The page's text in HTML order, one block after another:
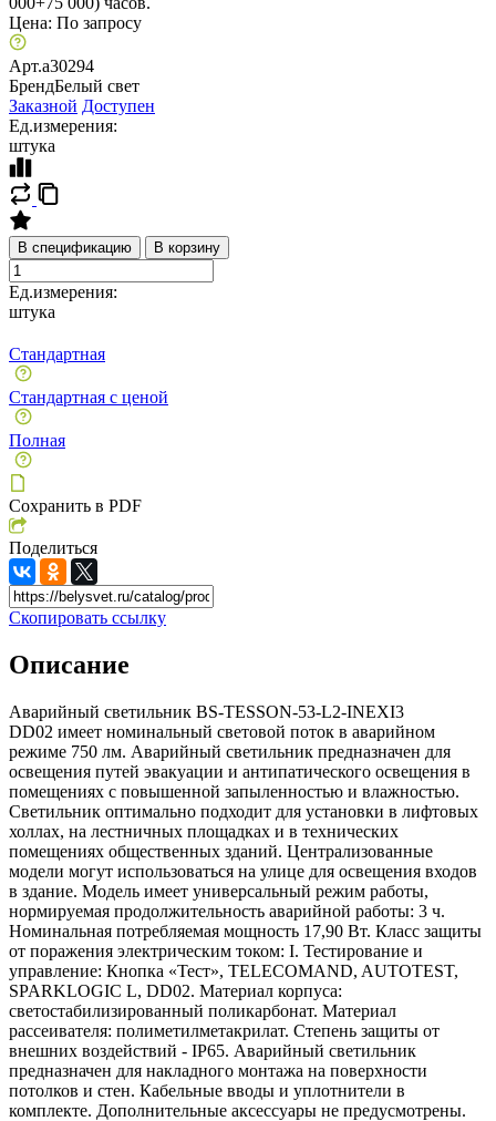
Цена: По запросу
Арт.a30294
БрендБелый свет
Заказной Доступен
Ед.измерения:
штука
В спецификацию В корзину
Ед.измерения:
штука
Стандартная
Стандартная с ценой
Полная
Сохранить в PDF
Поделиться
Скопировать ссылку
Описание
Аварийный светильник BS-TESSON-53-L2-INEXI3
DD02 имеет номинальный световой поток в аварийном
режиме 750 лм. Аварийный светильник предназначен для
освещения путей эвакуации и антипатического освещения в
помещениях с повышенной запыленностью и влажностью.
Светильник оптимально подходит для установки в лифтовых
холлах, на лестничных площадках и в технических
помещениях общественных зданий. Централизованные
модели могут использоваться на улице для освещения входов
в здание. Модель имеет универсальный режим работы,
нормируемая продолжительность аварийной работы: 3 ч.
Номинальная потребляемая мощность 17,90 Вт. Класс защиты
от поражения электрическим током: I. Тестирование и
управление: Кнопка «Тест», TELECOMAND, AUTOTEST,
SPARKLOGIC L, DD02. Материал корпуса:
светостабилизированный поликарбонат. Материал
рассеивателя: полиметилметакрилат. Степень защиты от
внешних воздействий - IP65. Аварийный светильник
предназначен для накладного монтажа на поверхности
потолков и стен. Кабельные вводы и уплотнители в
комплекте. Дополнительные аксессуары не предусмотрены.